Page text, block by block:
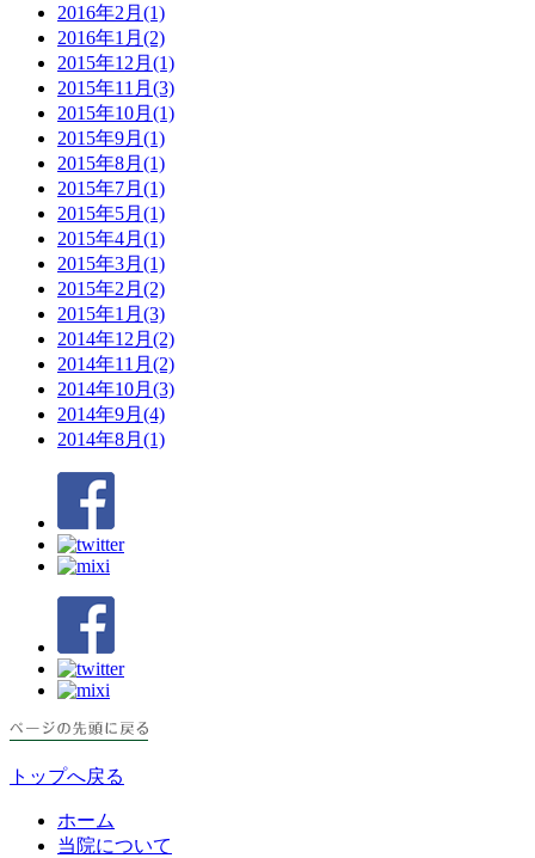
2016年2月(1)
2016年1月(2)
2015年12月(1)
2015年11月(3)
2015年10月(1)
2015年9月(1)
2015年8月(1)
2015年7月(1)
2015年5月(1)
2015年4月(1)
2015年3月(1)
2015年2月(2)
2015年1月(3)
2014年12月(2)
2014年11月(2)
2014年10月(3)
2014年9月(4)
2014年8月(1)
トップへ戻る
ホーム
当院について